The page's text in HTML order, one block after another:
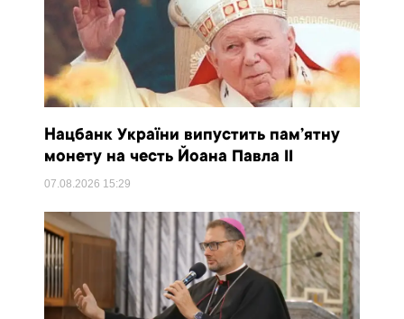
Нацбанк України випустить пам’ятну
монету на честь Йоана Павла II
07.08.2026 15:29